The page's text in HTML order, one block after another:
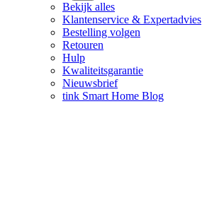
Bekijk alles
Klantenservice & Expertadvies
Bestelling volgen
Retouren
Hulp
Kwaliteitsgarantie
Nieuwsbrief
tink Smart Home Blog